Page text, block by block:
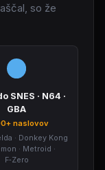
so že
SNES · N64 ·
GBA
naslovov
· Donkey Kong
· Metroid ·
F‑Zero